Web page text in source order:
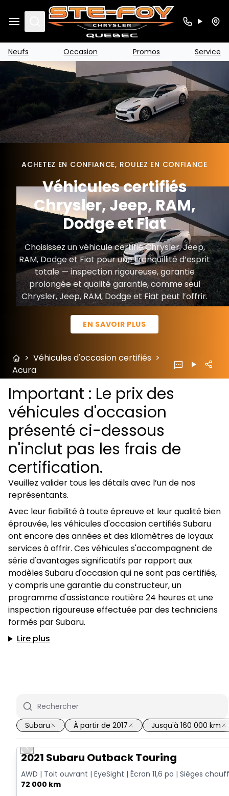
Search
Neufs Occasion Promos Service
ACHETEZ EN CONFIANCE, ROULEZ EN CONFIANCE
Véhicules certifiés
Chrysler, Jeep, RAM,
Dodge et Fiat
Choisissez un véhicule certifié Chrysler, Jeep,
RAM, Dodge et Fiat pour une tranquillité d’esprit
totale — inspection rigoureuse, garantie
prolongée et qualité garantie, comme seul
Chrysler, Jeep, RAM, Dodge et Fiat peut l’offrir.
EN SAVOIR PLUS
> Véhicules d'occasion certifiés >
Acura
Important : Le prix des
véhicules d'occasion
présenté ci-dessous
n'inclut pas les frais de
certification.
Veuillez valider tous les détails avec l’un de nos
représentants.
Avec leur fiabilité à toute épreuve et leur qualité bien
éprouvée, les véhicules d'occasion certifiés Subaru
ont encore des années et des kilomètres de loyaux
services à offrir. Ces véhicules s'accompagnent de
série d'avantages significatifs par rapport aux
modèles Subaru d'occasion qui ne sont pas certifiés,
y compris une garantie du constructeur, un
programme d'assistance routière 24 heures et une
inspection rigoureuse effectuée par des techniciens
formés par Subaru.
Lire plus
Subaru À partir de 2017 Jusqu'à 160 000 km
Previous slide
2021 Subaru Outback Touring
AWD | Toit ouvrant | EyeSight | Écran 11,6 po | Sièges
72 000 km